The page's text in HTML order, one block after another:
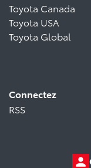
Toyota Canada
Toyota USA
Toyota Global
Connectez
RSS